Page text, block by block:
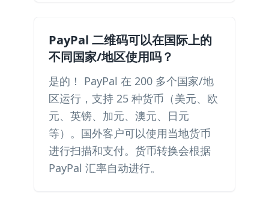
PayPal 二维码可以在国际上的
不同国家/地区使用吗？
是的！ PayPal 在 200 多个国家/地
区运行，支持 25 种货币（美元、欧
元、英镑、加元、澳元、日元
等）。国外客户可以使用当地货币
进行扫描和支付。货币转换会根据
PayPal 汇率自动进行。